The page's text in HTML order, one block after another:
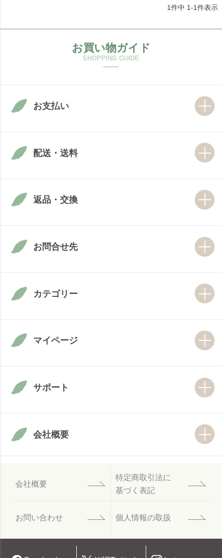
1件中 1-1件表示
お買い物ガイド
お支払い
配送・送料
返品・交換
お問合せ先
カテゴリー
マイページ
サポート
会社概要
会社概要
特定商取引法に
基づく表記
お問い合わせ 個人情報の取扱